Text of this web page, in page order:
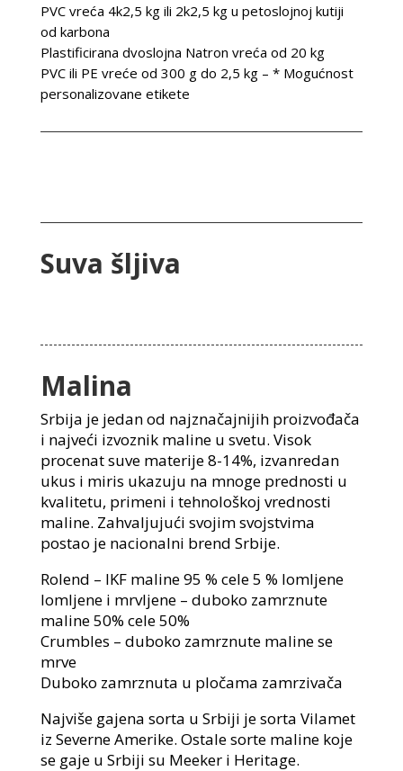
PVC vreća 4k2,5 kg ili 2k2,5 kg u petoslojnoj kutiji
od karbona
Plastificirana dvoslojna Natron vreća od 20 kg
PVC ili PE vreće od 300 g do 2,5 kg – * Mogućnost
personalizovane etikete
Suva šljiva
Malina
Srbija je jedan od najznačajnijih proizvođača
i najveći izvoznik maline u svetu. Visok
procenat suve materije 8-14%, izvanredan
ukus i miris ukazuju na mnoge prednosti u
kvalitetu, primeni i tehnološkoj vrednosti
maline. Zahvaljujući svojim svojstvima
postao je nacionalni brend Srbije.
Rolend – IKF maline 95 % cele 5 % lomljene
lomljene i mrvljene – duboko zamrznute
maline 50% cele 50%
Crumbles – duboko zamrznute maline se
mrve
Duboko zamrznuta u pločama zamrzivača
Najviše gajena sorta u Srbiji je sorta Vilamet
iz Severne Amerike. Ostale sorte maline koje
se gaje u Srbiji su Meeker i Heritage.